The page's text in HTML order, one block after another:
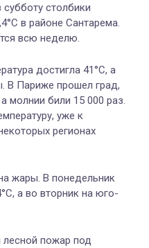
столбики
в районе Сантарема.
всю неделю.
достигла 41°C, а
В Париже прошел град,
молнии били 15 000 раз.
уже к
регионах
жары. В понедельник
а во вторник на юго-
лесной пожар под